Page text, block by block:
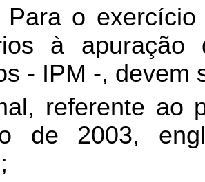
Para o
à
- IPM -, devem
referente ao
de 2003,